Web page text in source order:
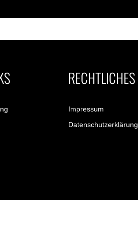
RECHTLICHES
Impressum
Datenschutzerklärung